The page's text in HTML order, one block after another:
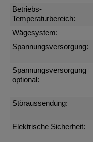
Betriebs-
Temperaturbereich:
Wägesystem:
Spannungsversorgung:
Spannungsversorgung
optional:
Störaussendung:
Elektrische Sicherheit: